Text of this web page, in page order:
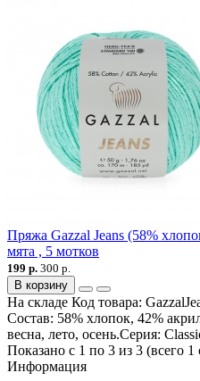
Пряжа Gazzal Jeans (58%
мята , 5 мотков
199 р. 300 р.
В корзину
На складе Код товара:
Состав: 58% хлопок, 42%
весна, лето, осень.Серия:
Показано с 1 по 3 из 3 (всего 1
Информация